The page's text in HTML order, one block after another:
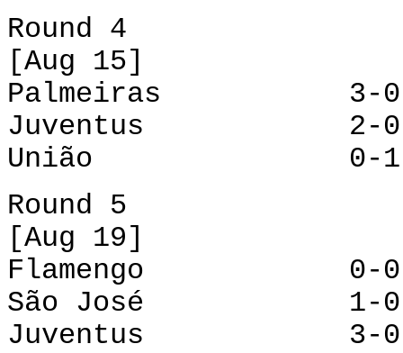
Round 4
[Aug 15]
Palmeiras 3-0
Juventus 2-0
União 0-1
Round 5
[Aug 19]
Flamengo 0-0
São José 1-0
Juventus 3-0